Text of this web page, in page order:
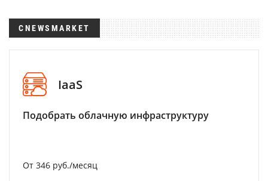
CNEWSMARKET
IaaS
Подобрать облачную инфраструктуру
От 346 руб./месяц